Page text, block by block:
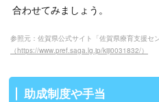
合わせてみましょう。
参照元：佐賀県公式サイト「佐賀県療育支援セ
（https://www.pref.saga.lg.jp/kiji0031832/）
助成制度や手当